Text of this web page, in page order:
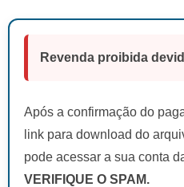
Revenda proibida
Após a confirmação do
link para download do
pode acessar a sua conta
VERIFIQUE O SPAM.